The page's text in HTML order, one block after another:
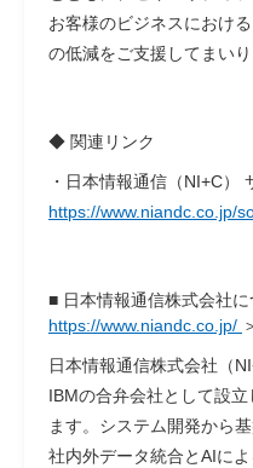
お客様のビジネスにおけ
の低減をご支援してまいり
◆ 関連リンク
・日本情報通信（NI+C）
https://www.niandc.co.jp/
■ 日本情報通信株式会社
https://www.niandc.co.jp/
日本情報通信株式会社（
IBMの合弁会社として設
ます。システム開発から
社内外データ統合とAIに